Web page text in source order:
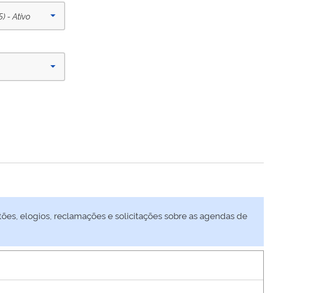
- Ativo
elogios, reclamações e solicitações sobre as agendas de